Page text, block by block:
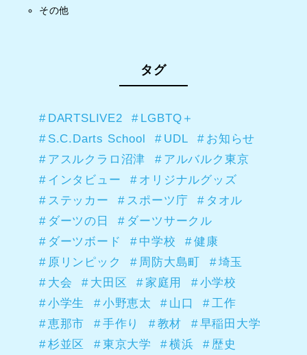
その他
タグ
DARTSLIVE2
LGBTQ＋
S.C.Darts School
UDL
お知らせ
アスルクラロ沼津
アルバルク東京
インタビュー
オリジナルグッズ
ステッカー
スポーツ庁
タオル
ダーツの日
ダーツサークル
ダーツボード
中学校
健康
原リンピック
周防大島町
埼玉
大会
大田区 家庭用
小学校
小学生
小野恵太 山口
工作
恵那市
手作り 教材
早稲田大学
杉並区
東京大学 横浜 歴史